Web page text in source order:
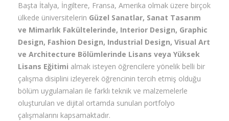
Başta İtalya, İngiltere, Fransa, Amerika olmak üzere birçok
ülkede üniversitelerin Güzel Sanatlar, Sanat Tasarım
ve Mimarlık Fakültelerinde, Interior Design, Graphic
Design, Fashion Design, Industrial Design, Visual Art
ve Architecture Bölümlerinde Lisans veya Yüksek
Lisans Eğitimi almak isteyen öğrencilere yönelik belli bir
çalışma disiplini izleyerek öğrencinin tercih etmiş olduğu
bölüm uygulamaları ile farklı teknik ve malzemelerle
oluşturulan ve dijital ortamda sunulan portfolyo
çalışmalarını kapsamaktadır.